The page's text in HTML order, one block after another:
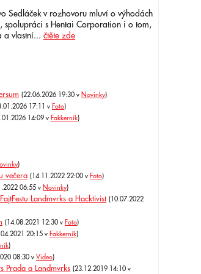
Sedláček v rozhovoru mluví o výhodách
spolupráci s Hentai Corporation i o tom,
a vlastní... čtěte zde
(22.06.2026 19:30 v Novinky)
17:11 v Foto)
14:09 v Fakkerník)
)
večera (14.11.2022 22:00 v Foto)
06:55 v Novinky)
Landmvrks a Hacktivist (10.07.2022
(14.08.2021 12:30 v Foto)
20:15 v Fakkerník)
)
08:30 v Video)
Prada a Landmvrks (23.12.2019 14:10 v